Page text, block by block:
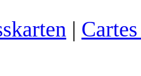
|